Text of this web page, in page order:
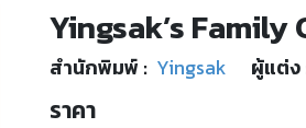
Yingsak’s
สำนักพิมพ์ : Yingsak ผู้แต่ง
ราคา